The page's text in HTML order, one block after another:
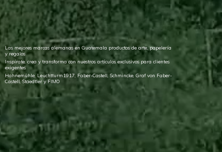
Las mejores marcas alemanas en Guatemala productos de arte, papelería
y regalos
Inspírate, crea y transforma con nuestros artículos exclusivos para clientes
exigentes
Hahnemühle, Leuchtturm1917, Faber-Castell, Schmincke, Graf von Faber-
Castell, Staedtler y FIMO